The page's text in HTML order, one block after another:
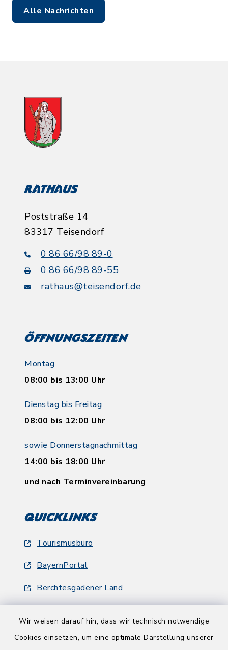
Wir weisen darauf hin, dass wir technisch notwendige
Cookies einsetzen, um eine optimale Darstellung unserer
Alle Nachrichten
Rathaus
Poststraße 14
83317 Teisendorf
0 86 66/98 89-0
0 86 66/98 89-55
rathaus@teisendorf.de
Öffnungszeiten
Montag
08:00 bis 13:00 Uhr
Dienstag bis Freitag
08:00 bis 12:00 Uhr
sowie Donnerstagnachmittag
14:00 bis 18:00 Uhr
und nach Terminvereinbarung
Quicklinks
Tourismusbüro
BayernPortal
Berchtesgadener Land